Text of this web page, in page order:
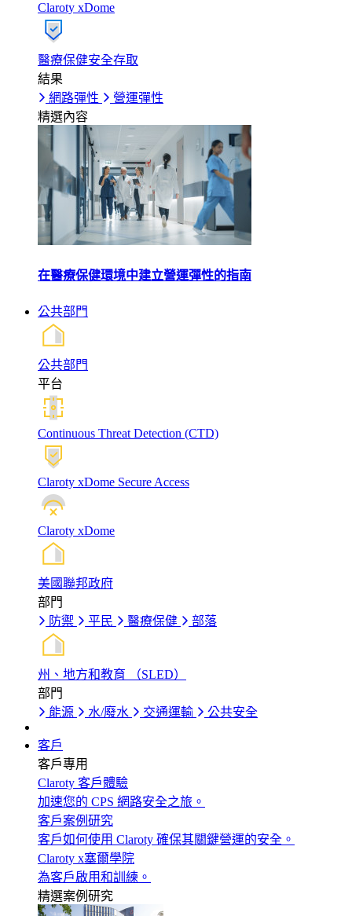
Claroty xDome
醫療保健安全存取
結果
網路彈性
營運彈性
精選內容
在醫療保健環境中建立營運彈性的指南
公共部門
公共部門
平台
Continuous Threat Detection (CTD)
Claroty xDome Secure Access
Claroty xDome
美國聯邦政府
部門
防禦
平民 醫療保健 部落
州、地方和教育 （SLED）
部門
能源
水/廢水 交通運輸 公共安全
客戶
客戶專用
Claroty 客戶體驗
加速您的 CPS 網路安全之旅。
客戶案例研究
客戶如何使用 Claroty 確保其關鍵營運的安全。
Claroty x塞爾學院
為客戶啟用和訓練。
精選案例研究